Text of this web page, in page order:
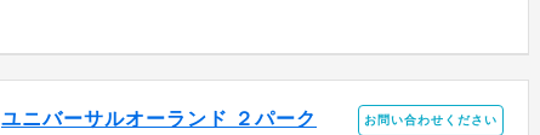
ユニバーサルオーランド ２パーク
お問い合わせください